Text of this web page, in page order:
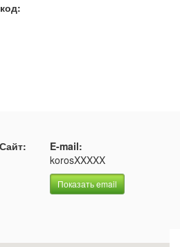
Сайт:
E-mail:
korosXXXXX
Показать email